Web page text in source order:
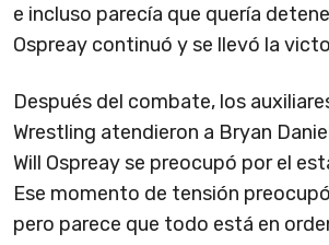
e incluso parecía que quería
Ospreay continuó y se llevó la
Después del combate, los
Wrestling atendieron a Bryan
Will Ospreay se preocupó por el
Ese momento de tensión
pero parece que todo está en